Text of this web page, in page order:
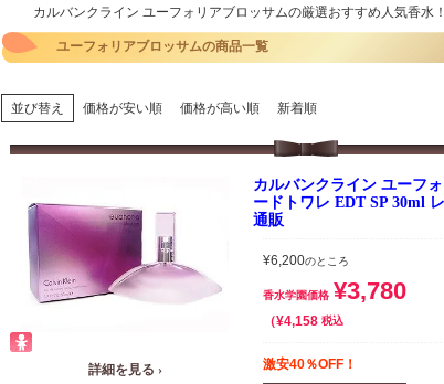
カルバンクライン ユーフォリアブロッサムの厳選おすすめ人気香
ユーフォリアブロッサムの商品一覧
並び替え 価格が安い順 価格が高い順 新着順
詳細を見る ›
カルバンクライン ユーフ
ードトワレ EDT SP 30ml
通販
¥6,200のところ
香水学園価格 ¥3,780
¥4,158 税込
激安40％OFF！